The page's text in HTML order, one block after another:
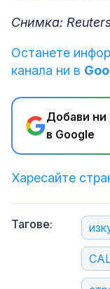
Снимка:
Останете
канала ни в
Добави ни
в Google
Харесайте
Тагове: